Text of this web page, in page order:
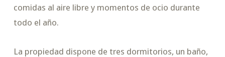
comidas al aire libre y momentos de ocio durante
todo el año.
La propiedad dispone de tres dormitorios, un baño,